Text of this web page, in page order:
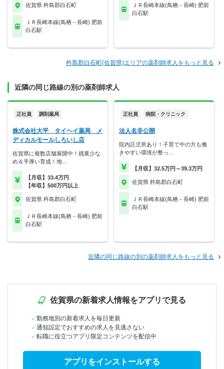
佐賀県 杵島郡白石町
ＪＲ長崎本線(鳥栖－長崎) 肥前
白石駅
ＪＲ長崎本線(鳥栖－長崎) 肥前
白石駅
杵島郡白石町(佐賀県)エリアの薬剤師求人をもっと見る
近隣の同じ路線の別の薬剤師求人
正社員 調剤薬局
株式会社大平 タイヘイ薬局 メ
ディカルモールしろいし店
佐賀県に複数店舗展開中！残業少な
め＆手厚い育成！地…
【月収】33.4万円
【年収】500万円以上
佐賀県 杵島郡白石町
ＪＲ長崎本線(鳥栖－長崎) 肥前
白石駅
正社員 病院・クリニック
法人名非公開
院内託児所あり！子育て中の方も働
きやすい環境が整っ…
【月収】32.5万円～39.3万円
佐賀県 杵島郡白石町
ＪＲ長崎本線(鳥栖－長崎) 肥前
白石駅
近隣の同じ路線の別の薬剤師求人をもっと見る
佐賀県の新着求人情報をアプリで見る
勤務地別の新着求人を毎日更新
通知設定でおすすめの求人を見逃さない
転職に役立つアプリ限定コンテンツを配信中
アプリをインストールする